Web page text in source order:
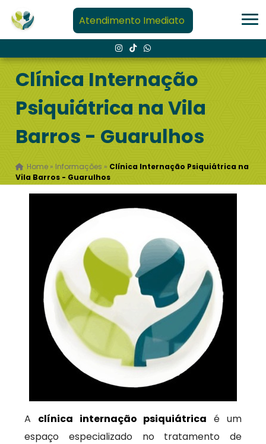
Atendimento Imediato
Clínica Internação
Psiquiátrica na Vila
Barros - Guarulhos
Home » Informações » Clínica Internação Psiquiátrica na
Vila Barros - Guarulhos
A clínica internação psiquiátrica é um
espaço especializado no tratamento de